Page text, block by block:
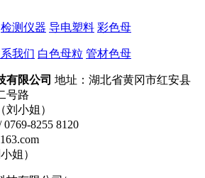
检测仪器 导电塑料 彩色母
我们 白色母粒 管材色母
有限公司 地址：湖北省黄冈市红安县
号路
刘小姐）
8255 8120
姐）